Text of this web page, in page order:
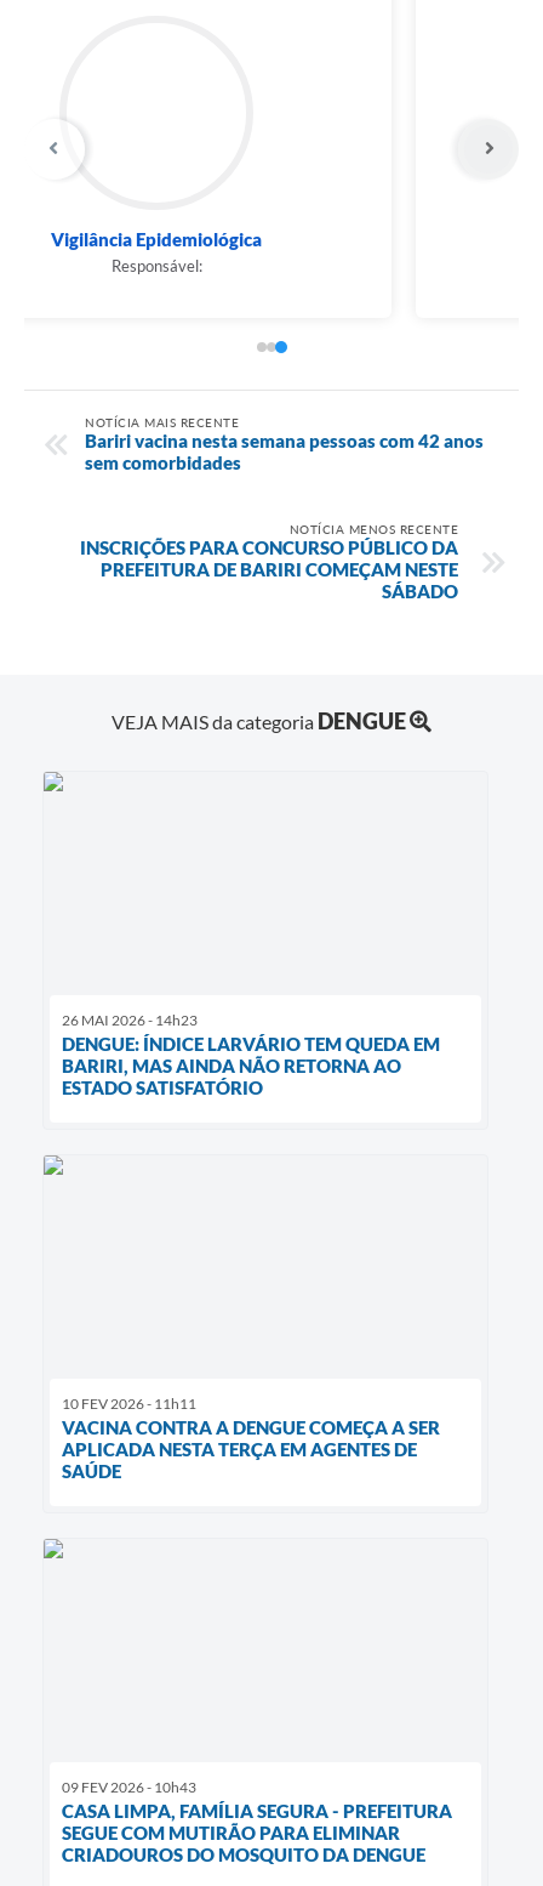
Diretoria de Saúde
Myrella Soares da Silva
NOTÍCIA MAIS RECENTE
Bariri vacina nesta semana pessoas com 42 anos
sem comorbidades
NOTÍCIA MENOS RECENTE
INSCRIÇÕES PARA CONCURSO PÚBLICO DA
PREFEITURA DE BARIRI COMEÇAM NESTE
SÁBADO
VEJA MAIS da categoria DENGUE
26 MAI 2026 - 14h23
DENGUE: ÍNDICE LARVÁRIO TEM QUEDA EM
BARIRI, MAS AINDA NÃO RETORNA AO
ESTADO SATISFATÓRIO
10 FEV 2026 - 11h11
VACINA CONTRA A DENGUE COMEÇA A SER
APLICADA NESTA TERÇA EM AGENTES DE
SAÚDE
09 FEV 2026 - 10h43
CASA LIMPA, FAMÍLIA SEGURA - PREFEITURA
SEGUE COM MUTIRÃO PARA ELIMINAR
CRIADOUROS DO MOSQUITO DA DENGUE